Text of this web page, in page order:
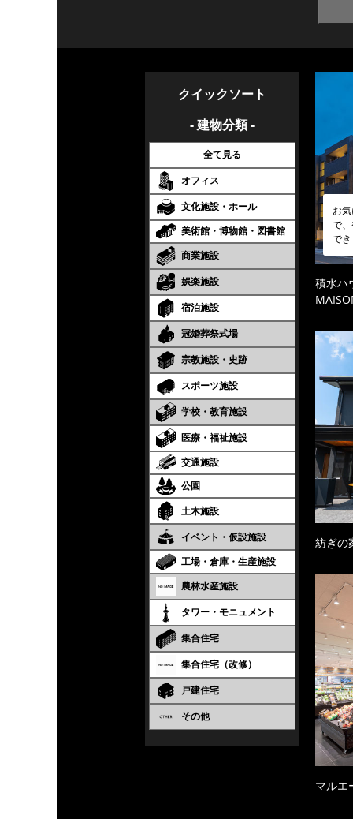
クイックソート
- 建物分類 -
全て見る
オフィス
文化施設・ホール
美術館・博物館・図書館
商業施設
娯楽施設
宿泊施設
冠婚葬祭式場
宗教施設・史跡
スポーツ施設
学校・教育施設
医療・福祉施設
交通施設
公園
土木施設
イベント・仮設施設
工場・倉庫・生産施設
農林水産施設
タワー・モニュメント
集合住宅
集合住宅（改修）
戸建住宅
その他
お
で
で
積水
紡ぎの
マルエ